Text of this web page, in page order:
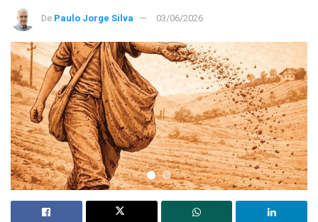
De Paulo Jorge Silva 03/06/2026